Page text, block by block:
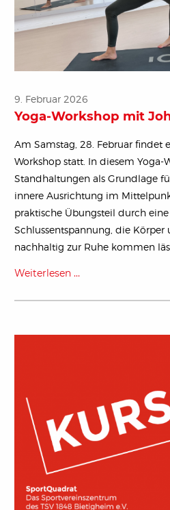
9. Februar 2026
Yoga-Workshop mit
Am Samstag, 28. Februar findet
Workshop statt. In diesem Yoga-
Standhaltungen als Grundlage
innere Ausrichtung im
praktische Übungsteil durch
Schlussentspannung, die Körper
nachhaltig zur Ruhe kommen
Weiterlesen …